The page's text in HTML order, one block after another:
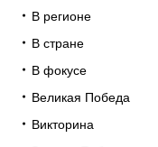
В регионе
В стране
В фокусе
Великая Победа
Викторина